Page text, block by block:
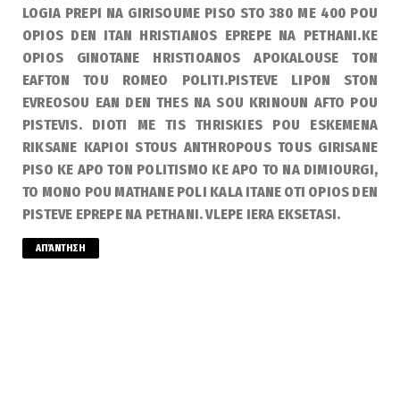
LOGIA PREPI NA GIRISOUME PISO STO 380 ME 400 POU
OPIOS DEN ITAN HRISTIANOS EPREPE NA PETHANI.KE
OPIOS GINOTANE HRISTIOANOS APOKALOUSE TON
EAFTON TOU ROMEO POLITI.PISTEVE LIPON STON
EVREOSOU EAN DEN THES NA SOU KRINOUN AFTO POU
PISTEVIS. DIOTI ME TIS THRISKIES POU ESKEMENA
RIKSANE KAPIOI STOUS ANTHROPOUS TOUS GIRISANE
PISO KE APO TON POLITISMO KE APO TO NA DIMIOURGI,
TO MONO POU MATHANE POLI KALA ITANE OTI OPIOS DEN
PISTEVE EPREPE NA PETHANI. VLEPE IERA EKSETASI.
ΑΠΆΝΤΗΣΗ